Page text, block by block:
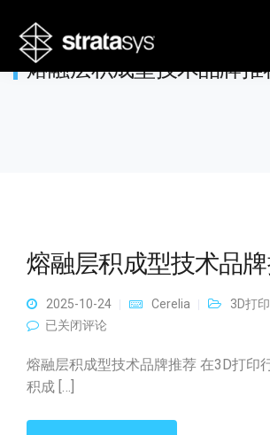
熔融层积成型技术品牌推
熔融层积成型技术品
2025-10-24 Cerelia
3D打
熔融层积成型技术品牌推荐榜单
已关闭评论
熔融层积成型技术品牌推荐 在3D打印
积成 […]